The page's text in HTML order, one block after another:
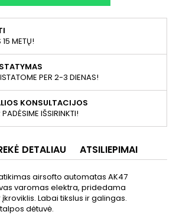
METŲ!
PER 2-3 DIENAS!
KONSULTACIJOS
PADĖSIME IŠSIRINKTI!
DETALIAU ATSILIEPIMAI
airsofto automatas AK47
varomas elektra, pridedama
Labai tikslus ir galingas.
dėtuvė.